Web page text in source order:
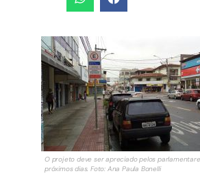
O projeto deve ser apreciado pelos
próximos dias. Foto: Ana Paula Bonelli